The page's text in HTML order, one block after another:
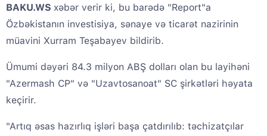
BAKU.WS xəbər verir ki, bu barədə "Report"a
Özbəkistanın investisiya, sənaye və ticarət nazirinin
müavini Xurram Teşabayev bildirib.
Ümumi dəyəri 84.3 milyon ABŞ dolları olan bu layihəni
"Azermash CP" və "Uzavtosanoat" SC şirkətləri həyata
keçirir.
"Artıq əsas hazırlıq işləri başa çatdırılıb: təchizatçılar